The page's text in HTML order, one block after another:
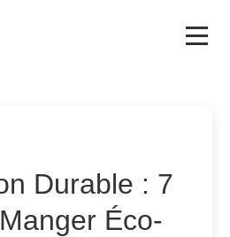
Durable : 7
Éco-